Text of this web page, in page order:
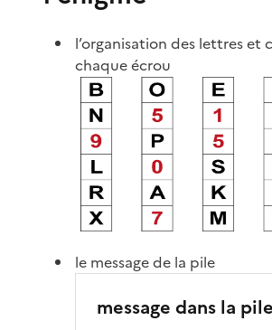
l’organisation des lettres et
chaque écrou
le message de la pile
message dans la pile